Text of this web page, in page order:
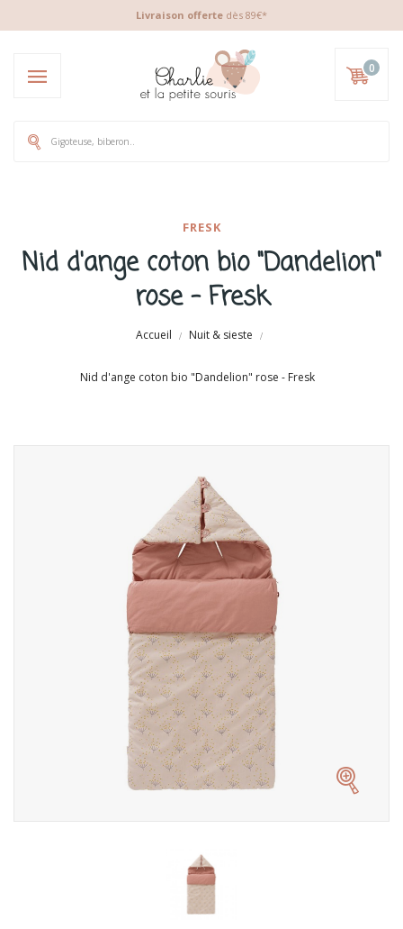
Livraison offerte dès 89€*
0
FRESK
Nid d'ange coton bio "Dandelion"
rose - Fresk
Accueil Nuit & sieste
Nid d'ange coton bio "Dandelion" rose - Fresk